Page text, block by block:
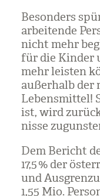
Beson­ders
ar­bei­tende
nicht mehr
für die Kin­der
mehr leis­ten
außer­halb der
Lebens­mit­tel!
ist, wird
nisse
Dem Bericht
17,5 % der
und
1,55 Mio.